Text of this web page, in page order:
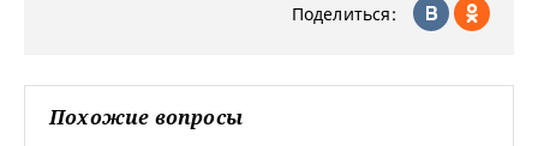
Поделиться:
Похожие вопросы